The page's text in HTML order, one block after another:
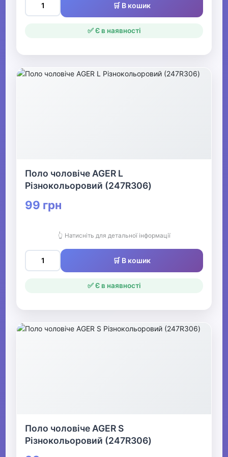
🛒 В кошик
✅ Є в наявності
Поло чоловіче AGER L
Різнокольоровий (247R306)
99 грн
👆 Натисніть для детальної інформації
🛒 В кошик
✅ Є в наявності
Поло чоловіче AGER S
Різнокольоровий (247R306)